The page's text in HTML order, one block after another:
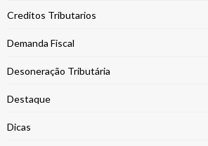
Creditos Tributarios
Demanda Fiscal
Desoneração Tributária
Destaque
Dicas